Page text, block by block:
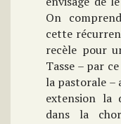
On
cette
recèle pour
Tasse – par
la pastorale –
extension la
dans la